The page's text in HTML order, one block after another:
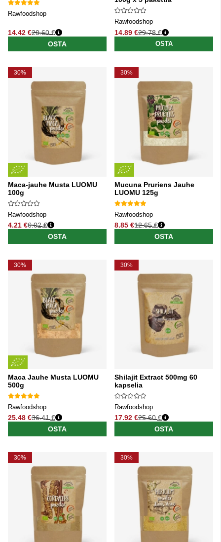
Rawfoodshop
14.42 €
Normaali hinta
20.60 €
OSTA
Rawfoodshop
14.89 €
Normaali hinta
29.78 €
OSTA
30%
Maca-jauhe Musta LUOMU
100g
Rawfoodshop
4.21 €
Normaali hinta
6.02 €
OSTA
30%
Mucuna Pruriens Jauhe
LUOMU 125g
Rawfoodshop
8.85 €
Normaali hinta
12.65 €
OSTA
30%
Maca Jauhe Musta LUOMU
500g
Rawfoodshop
25.48 €
Normaali hinta
36.41 €
OSTA
30%
Shilajit Extract 500mg 60
kapselia
Rawfoodshop
17.92 €
Normaali hinta
25.60 €
OSTA
30% 30%